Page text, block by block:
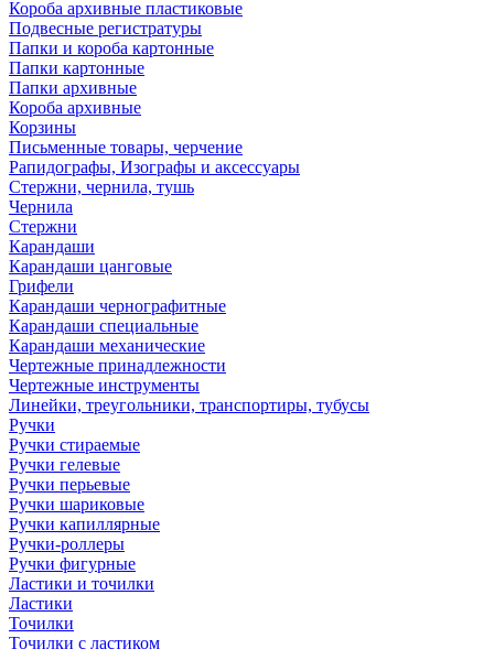
Короба архивные пластиковые
Подвесные регистратуры
Папки и короба картонные
Папки картонные
Папки архивные
Короба архивные
Корзины
Письменные товары, черчение
Рапидографы, Изографы и аксессуары
Стержни, чернила, тушь
Чернила
Стержни
Карандаши
Карандаши цанговые
Грифели
Карандаши чернографитные
Карандаши специальные
Карандаши механические
Чертежные принадлежности
Чертежные инструменты
Линейки, треугольники, транспортиры, тубусы
Ручки
Ручки стираемые
Ручки гелевые
Ручки перьевые
Ручки шариковые
Ручки капиллярные
Ручки-роллеры
Ручки фигурные
Ластики и точилки
Ластики
Точилки
Точилки с ластиком